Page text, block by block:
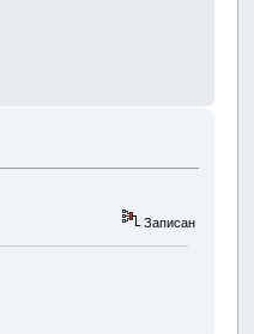
Записан